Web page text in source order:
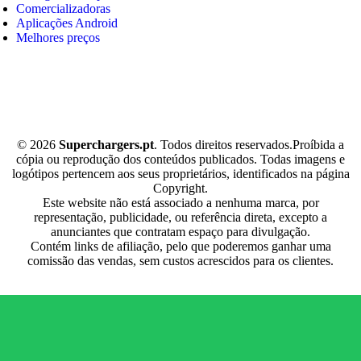
Comercializadoras
Aplicações Android
Melhores preços
© 2026 Superchargers.pt. Todos direitos reservados.Proíbida a
cópia ou reprodução dos conteúdos publicados. Todas imagens e
logótipos pertencem aos seus proprietários, identificados na página
Copyright.
Este website não está associado a nenhuma marca, por
representação, publicidade, ou referência direta, excepto a
anunciantes que contratam espaço para divulgação.
Contém links de afiliação, pelo que poderemos ganhar uma
comissão das vendas, sem custos acrescidos para os clientes.